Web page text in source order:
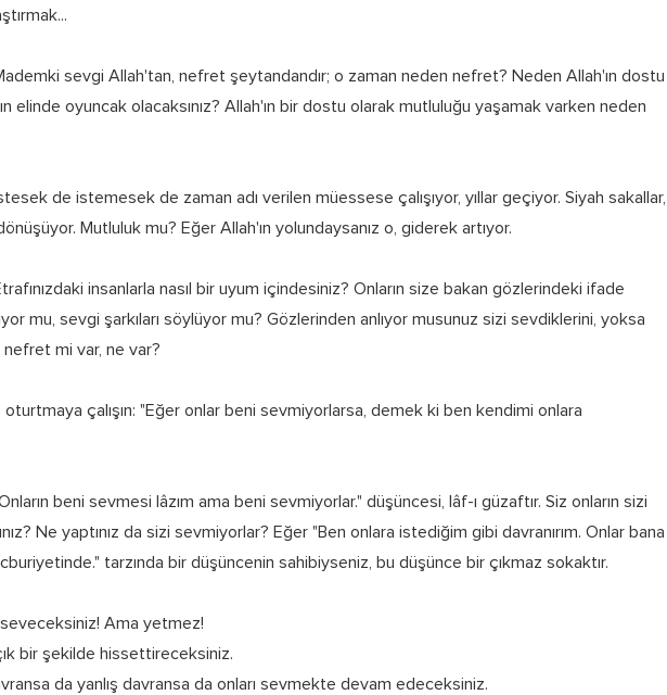
sevgi Allah'tan, nefret şeytandandır; o zaman neden nefret? Neden Allah'ın dostu
elinde oyuncak olacaksınız? Allah'ın bir dostu olarak mutluluğu yaşamak varken neden
de istemesek de zaman adı verilen müessese çalışıyor, yıllar geçiyor. Siyah sakallar,
Mutluluk mu? Eğer Allah'ın yolundaysanız o, giderek artıyor.
insanlarla nasıl bir uyum içindesiniz? Onların size bakan gözlerindeki ifade
mu, sevgi şarkıları söylüyor mu? Gözlerinden anlıyor musunuz sizi sevdiklerini, yoksa
mi var, ne var?
çalışın: "Eğer onlar beni sevmiyorlarsa, demek ki ben kendimi onlara
beni sevmesi lâzım ama beni sevmiyorlar." düşüncesi, lâf-ı güzaftır. Siz onların sizi
Ne yaptınız da sizi sevmiyorlar? Eğer "Ben onlara istediğim gibi davranırım. Onlar bana
tarzında bir düşüncenin sahibiyseniz, bu düşünce bir çıkmaz sokaktır.
seveceksiniz! Ama yetmez!
bir şekilde hissettireceksiniz.
da yanlış davransa da onları sevmekte devam edeceksiniz.